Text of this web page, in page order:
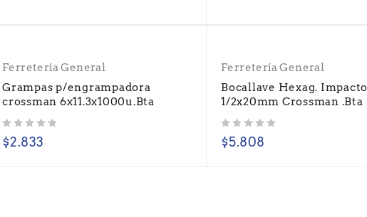
Ferretería General
Grampas p/engrampadora
crossman 6x11.3x1000u.Bta
$2.833
Ferretería General
Bocallave Hexag. Impacto
1/2x20mm Crossman .Bta
$5.808